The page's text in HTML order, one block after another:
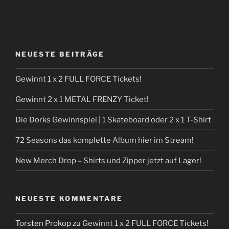
NEUESTE BEITRÄGE
Gewinnt 1 x 2 FULL FORCE Tickets!
Gewinnt 2 x 1 METAL FRENZY Ticket!
Die Dorks Gewinnspiel | 1 Skateboard oder 2 x 1 T-Shirt
72 Seasons das komplette Album hier im Stream!
New Merch Drop – Shirts und Zipper jetzt auf Lager!
NEUESTE KOMMENTARE
Torsten Prokopzu Gewinnt 1 x 2 FULL FORCE Tickets!